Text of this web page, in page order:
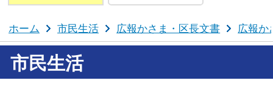
ホーム 市民生活 広報かさま・区長文書 広報か
市民生活